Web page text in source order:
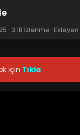
· 3.1B İzlenme · Ekleyen
için Tıkla